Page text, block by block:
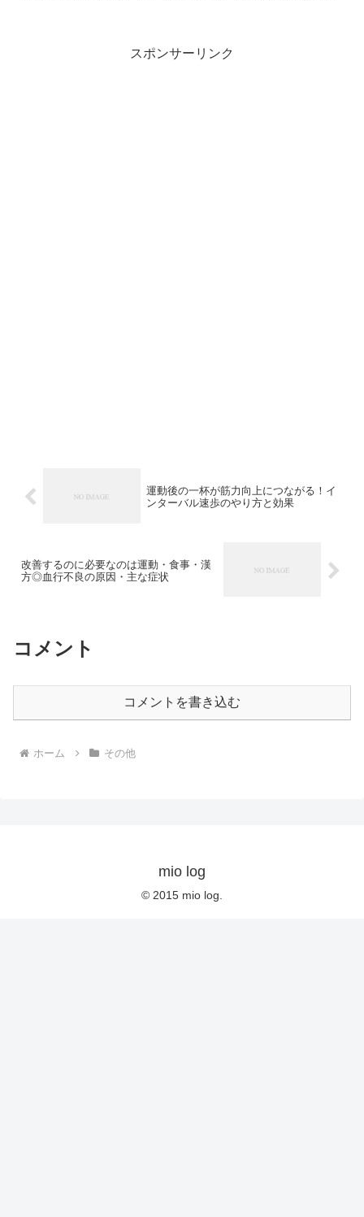
スポンサーリンク
運動後の一杯が筋力向上につながる！イ
ンターバル速歩のやり方と効果
改善するのに必要なのは運動・食事・漢
方◎血行不良の原因・主な症状
コメント
コメントを書き込む
ホーム その他
mio log
© 2015 mio log.